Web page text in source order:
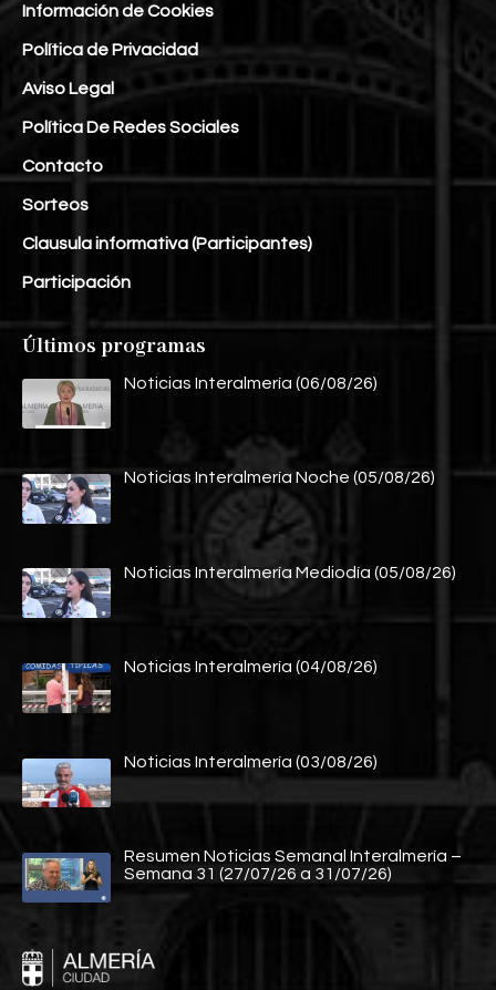
Información de Cookies
Política de Privacidad
Aviso Legal
Política De Redes Sociales
Contacto
Sorteos
Clausula informativa (Participantes)
Participación
Últimos programas
Noticias Interalmería (06/08/26)
Noticias Interalmería Noche (05/08/26)
Noticias Interalmería Mediodía (05/08/26)
Noticias Interalmería (04/08/26)
Noticias Interalmería (03/08/26)
Resumen Noticias Semanal Interalmería –
Semana 31 (27/07/26 a 31/07/26)